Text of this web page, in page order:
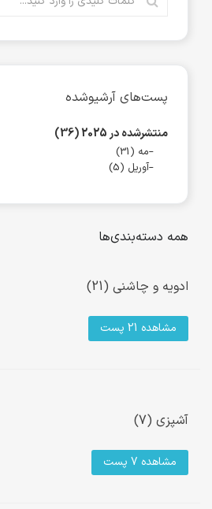
پست‌های آرشیوشده
منتشرشده در 2025 (36)
مه (31)
آوریل (5)
همه دسته‌بندی‌ها
ادویه و چاشنی (21)
مشاهده 21 پست
آشپزی (7)
مشاهده 7 پست